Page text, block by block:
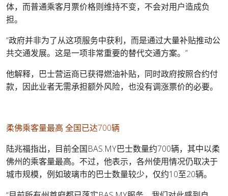
体，而普通乘客月票价格则维持不变，不会对用户造成负
担。
“政府并非为了从这项服务中获利，而是通过大量补贴推动公
共交通发展。这是一项非常重要的替代交通方案。”
他解释，巴士营运商已获得燃油补贴，同时政府按照合约付
款，因此业者无需承担额外风险，也没有调涨票价的必要。
柔佛乘客量最高 全国已达700辆
陆兆福指出，目前全国BAS.MY巴士数量约700辆，其中以柔
佛州的乘客量最高。不过，他表示，各州使用情况仍取决于
城市规模，例如玻璃市的巴士数量较少，仅约10至20辆。